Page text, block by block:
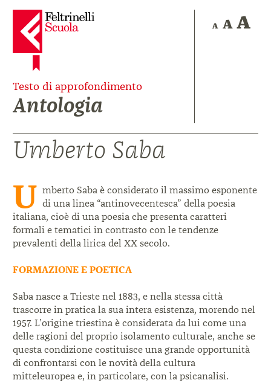
Testo di approfondimento
Antologia
Umberto Saba
U mberto Saba è considerato il massimo esponente
di una linea “antinovecentesca” della poesia
italiana, cioè di una poesia che presenta caratteri
formali e tematici in contrasto con le tendenze
prevalenti della lirica del XX secolo.
FORMAZIONE E POETICA
Saba nasce a Trieste nel 1883, e nella stessa città
trascorre in pratica la sua intera esistenza, morendo nel
1957. L’origine triestina è considerata da lui come una
delle ragioni del proprio isolamento culturale, anche se
questa condizione costituisce una grande opportunità
di confrontarsi con le novità della cultura
mitteleuropea e, in particolare, con la psicanalisi.